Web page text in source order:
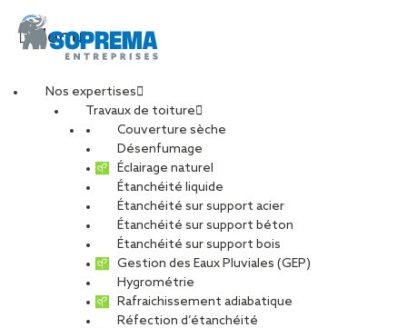
Menu
Nos expertises
Travaux de toiture
Couverture sèche
Désenfumage
Éclairage naturel
Étanchéité liquide
Étanchéité sur support acier
Étanchéité sur support béton
Étanchéité sur support bois
Gestion des Eaux Pluviales (GEP)
Hygrométrie
Rafraichissement adiabatique
Réfection d’étanchéité
20221026_140925-
min
PARTAGER
28 octobre 2022